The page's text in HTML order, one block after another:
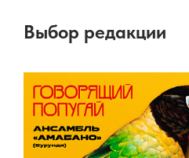
Выбор редакции